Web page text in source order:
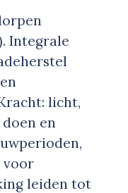
Integrale
licht,
en
voor
leiden tot